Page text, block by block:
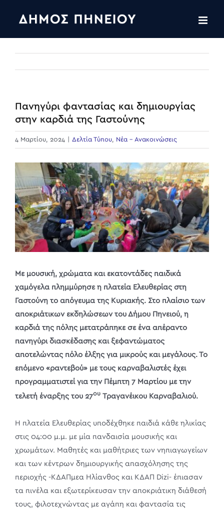
Πανηγύρι φαντασίας και δημιουργίας
στην καρδιά της Γαστούνης
4 Μαρτίου, 2024 Δελτία Τύπου, Νέα - Ανακοινώσεις
Larger
Image
Με μουσική, χρώματα και εκατοντάδες παιδικά
χαμόγελα πλημμύρησε η πλατεία Ελευθερίας στη
Γαστούνη το απόγευμα της Κυριακής. Στο πλαίσιο των
αποκριάτικων εκδηλώσεων του Δήμου Πηνειού, η
καρδιά της πόλης μετατράπηκε σε ένα απέραντο
πανηγύρι διασκέδασης και ξεφαντώματος
αποτελώντας πόλο έλξης για μικρούς και μεγάλους. Το
επόμενο «ραντεβού» με τους καρναβαλιστές έχει
προγραμματιστεί για την Πέμπτη 7 Μαρτίου με την
τελετή έναρξης του 27ου Τραγανέικου Καρναβαλιού.
Η πλατεία Ελευθερίας υποδέχθηκε παιδιά κάθε ηλικίας
στις 04:00 μ.μ. με μία πανδαισία μουσικής και
χρωμάτων. Μαθητές και μαθήτριες των νηπιαγωγείων
και των κέντρων δημιουργικής απασχόλησης της
περιοχής -ΚΔΑΠμεα Ηλίανθος και ΚΔΑΠ Dizi- έπιασαν
τα πινέλα και εξωτερίκευσαν την αποκριάτικη διάθεσή
τους, φιλοτεχνώντας με αγάπη και φαντασία τις